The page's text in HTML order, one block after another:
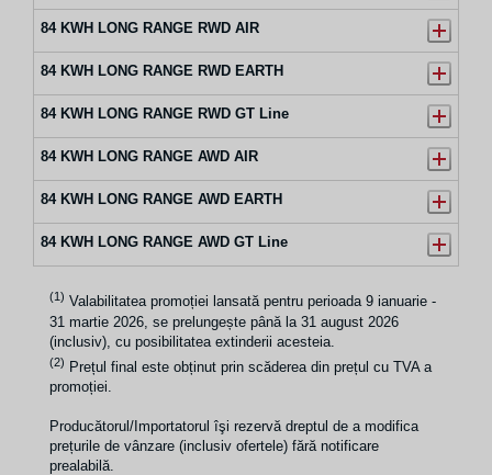
84 KWH LONG RANGE RWD AIR
84 KWH LONG RANGE RWD EARTH
84 KWH LONG RANGE RWD GT Line
84 KWH LONG RANGE AWD AIR
84 KWH LONG RANGE AWD EARTH
84 KWH LONG RANGE AWD GT Line
(1) Valabilitatea promoției lansată pentru perioada 9 ianuarie -
31 martie 2026, se prelungește până la 31 august 2026
(inclusiv), cu posibilitatea extinderii acesteia.
(2) Prețul final este obținut prin scăderea din prețul cu TVA a
promoției.
Producătorul/Importatorul îşi rezervă dreptul de a modifica
prețurile de vânzare (inclusiv ofertele) fără notificare
prealabilă.